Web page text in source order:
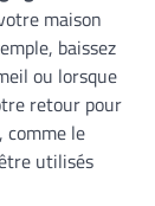
maison
baissez
ou lorsque
retour pour
comme le
utilisés